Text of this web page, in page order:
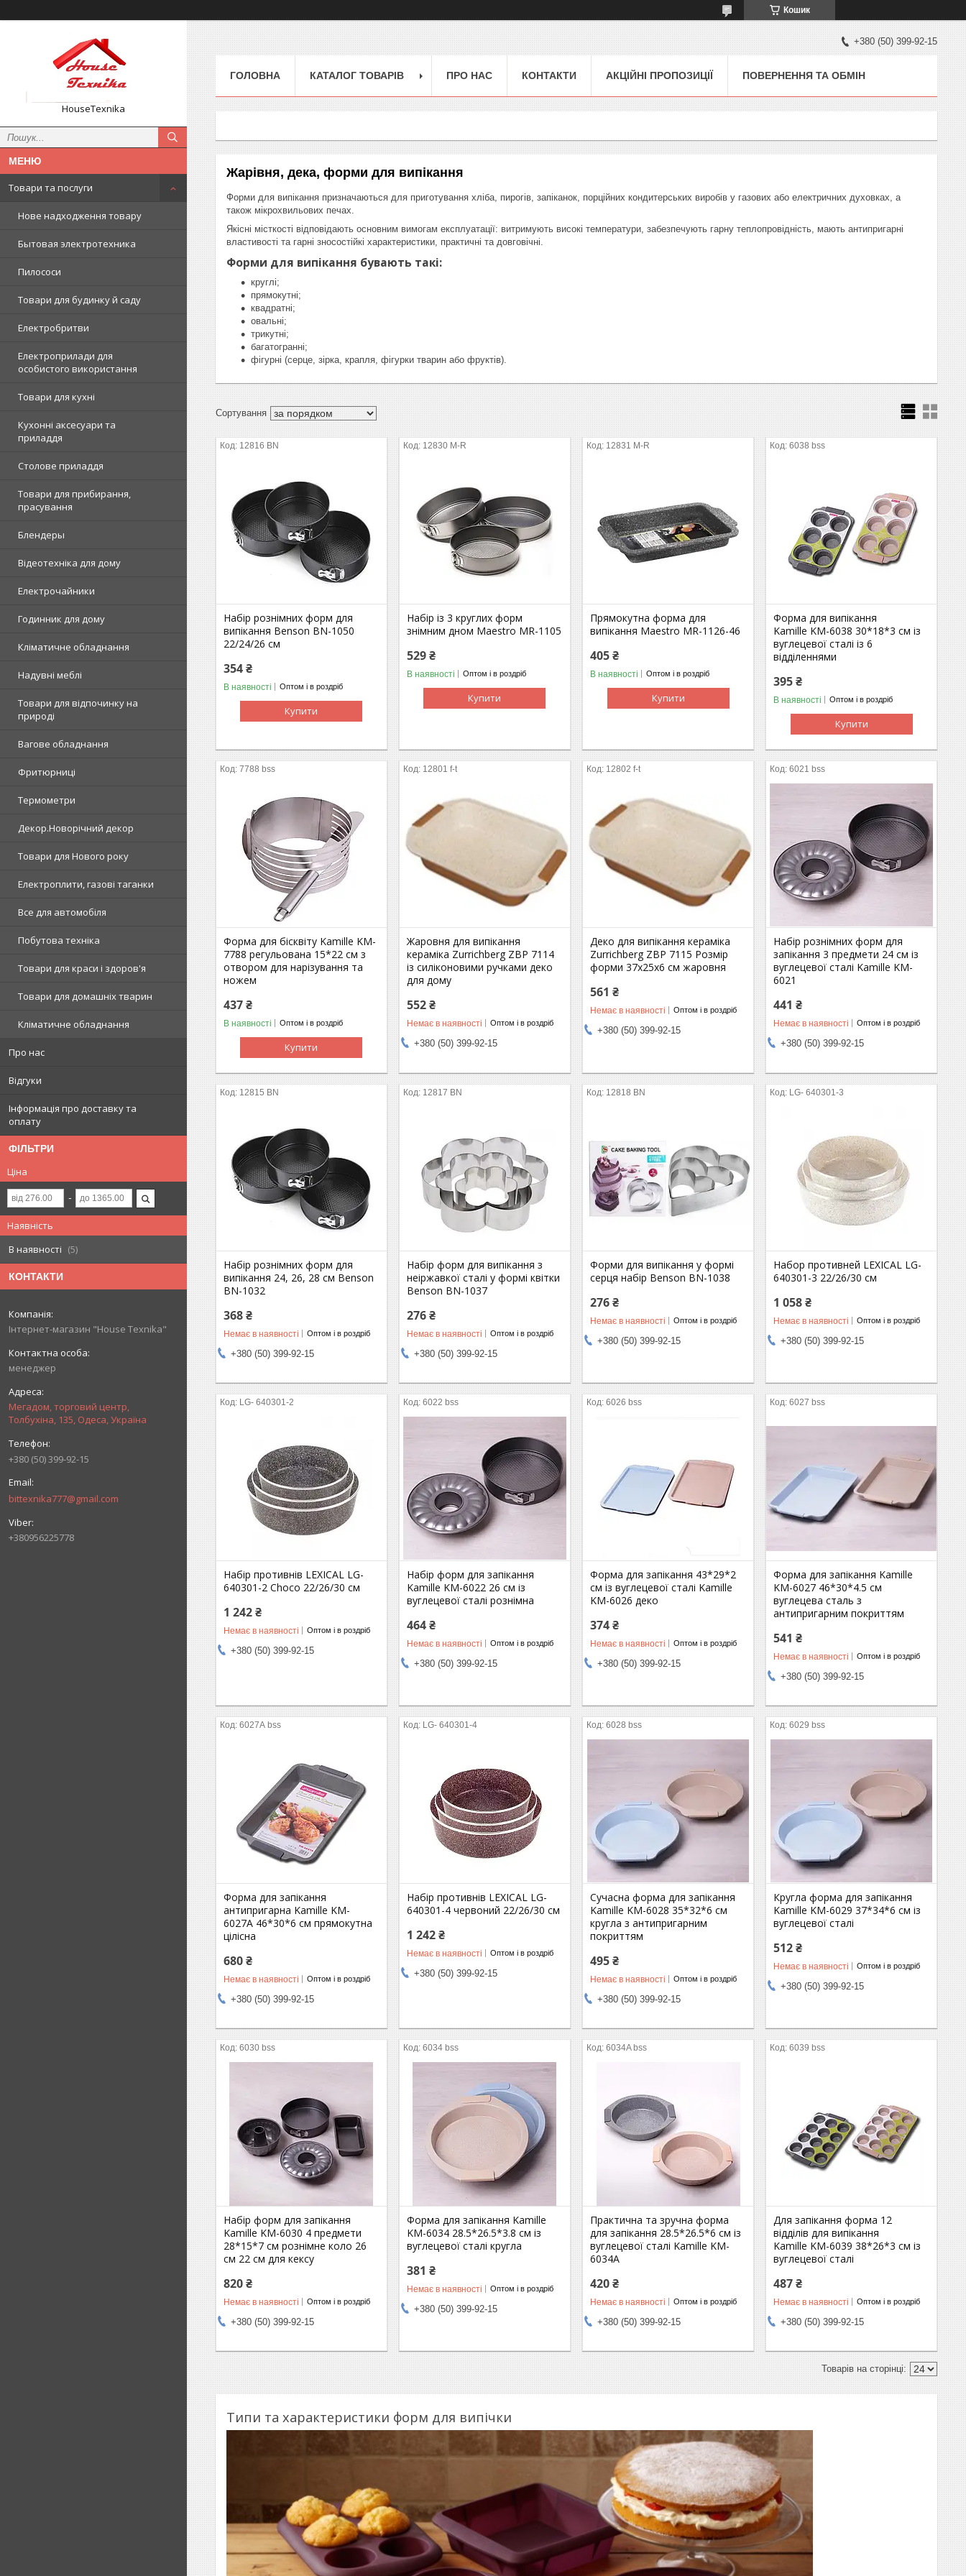
Кошик
HouseTexnika
Товари та послуги
Нове надходження товару
Бытовая электротехника
Пилососи
Товари для будинку й саду
Електробритви
Електроприлади для
особистого використання
Товари для кухні
Кухонні аксесуари та
приладдя
Столове приладдя
Товари для прибирання,
прасування
Блендеры
Відеотехніка для дому
Електрочайники
Годинник для дому
Кліматичне обладнання
Надувні меблі
Товари для відпочинку на
природі
Вагове обладнання
Фритюрниці
Термометри
Декор.Новорічний декор
Товари для Нового року
Електроплити, газові таганки
Все для автомобіля
Побутова техніка
Товари для краси і здоров'я
Товари для домашніх тварин
Кліматичне обладнання
Про нас
Відгуки
Інформація про доставку та
оплату
ФІЛЬТРИ
Ціна
Наявність
В наявності
5
КОНТАКТИ
Інтернет-магазин "House Texnika"
менеджер
Мегадом, торговий центр,
Толбухіна, 135, Одеса, Україна
+380 (50) 399-92-15
bittexnika777@gmail.com
+380956225778
+380 (50) 399-92-15
ГОЛОВНА КАТАЛОГ ТОВАРІВ ПРО НАС КОНТАКТИ АКЦІЙНІ ПРОПОЗИЦІЇ ПОВЕРНЕННЯ ТА ОБМІН
Жарівня, дека, форми для випікання
Форми для випікання призначаються для приготування хліба, пирогів, запіканок, порційних кондитерських виробів у газових або електричних духовках, а
також мікрохвильових печах.
Якісні місткості відповідають основним вимогам експлуатації: витримують високі температури, забезпечують гарну теплопровідність, мають антипригарні
властивості та гарні зносостійкі характеристики, практичні та довговічні.
Форми для випікання бувають такі:
круглі;
прямокутні;
квадратні;
овальні;
трикутні;
багатогранні;
фігурні (серце, зірка, крапля, фігурки тварин або фруктів).
12816 BN
Набір рознімних форм для
випікання Benson BN-1050
22/24/26 см
354 ₴
В наявності Оптом і в роздріб
Купити
12830 M-R
Набір із 3 круглих форм
знімним дном Maestro MR-1105
529 ₴
В наявності Оптом і в роздріб
Купити
12831 M-R
Прямокутна форма для
випікання Maestro MR-1126-46
405 ₴
В наявності Оптом і в роздріб
Купити
6038 bss
Форма для випікання
Kamille KM-6038 30*18*3 см із
вуглецевої сталі із 6
відділеннями
395 ₴
В наявності Оптом і в роздріб
Купити
7788 bss
Форма для бісквіту Kamille KM-
7788 регульована 15*22 см з
отвором для нарізування та
ножем
437 ₴
В наявності Оптом і в роздріб
Купити
12801 f-t
Жаровня для випікання
кераміка Zurrichberg ZBP 7114
із силіконовими ручками деко
для дому
552 ₴
Немає в наявності Оптом і в роздріб
+380 (50) 399-92-15
12802 f-t
Деко для випікання кераміка
Zurrichberg ZBP 7115 Розмір
форми 37х25х6 см жаровня
561 ₴
Немає в наявності Оптом і в роздріб
+380 (50) 399-92-15
6021 bss
Набір рознімних форм для
запікання 3 предмети 24 см із
вуглецевої сталі Kamille KM-
6021
441 ₴
Немає в наявності Оптом і в роздріб
+380 (50) 399-92-15
12815 BN
Набір рознімних форм для
випікання 24, 26, 28 см Benson
BN-1032
368 ₴
Немає в наявності Оптом і в роздріб
+380 (50) 399-92-15
12817 BN
Набір форм для випікання з
неіржавкої сталі у формі квітки
Benson BN-1037
276 ₴
Немає в наявності Оптом і в роздріб
+380 (50) 399-92-15
12818 BN
Форми для випікання у формі
серця набір Benson BN-1038
276 ₴
Немає в наявності Оптом і в роздріб
+380 (50) 399-92-15
LG- 640301-3
Набор противней LEXICAL LG-
640301-3 22/26/30 см
1 058 ₴
Немає в наявності Оптом і в роздріб
+380 (50) 399-92-15
LG- 640301-2
Набір противнів LEXICAL LG-
640301-2 Choco 22/26/30 см
1 242 ₴
Немає в наявності Оптом і в роздріб
+380 (50) 399-92-15
6022 bss
Набір форм для запікання
Kamille KM-6022 26 см із
вуглецевої сталі рознімна
464 ₴
Немає в наявності Оптом і в роздріб
+380 (50) 399-92-15
6026 bss
Форма для запікання 43*29*2
см із вуглецевої сталі Kamille
KM-6026 деко
374 ₴
Немає в наявності Оптом і в роздріб
+380 (50) 399-92-15
6027 bss
Форма для запікання Kamille
KM-6027 46*30*4.5 см
вуглецева сталь з
антипригарним покриттям
541 ₴
Немає в наявності Оптом і в роздріб
+380 (50) 399-92-15
6027А bss
Форма для запікання
антипригарна Kamille KM-
6027А 46*30*6 см прямокутна
цілісна
680 ₴
Немає в наявності Оптом і в роздріб
+380 (50) 399-92-15
LG- 640301-4
Набір противнів LEXICAL LG-
640301-4 червоний 22/26/30 см
1 242 ₴
Немає в наявності Оптом і в роздріб
+380 (50) 399-92-15
6028 bss
Сучасна форма для запікання
Kamille KM-6028 35*32*6 см
кругла з антипригарним
покриттям
495 ₴
Немає в наявності Оптом і в роздріб
+380 (50) 399-92-15
6029 bss
Кругла форма для запікання
Kamille KM-6029 37*34*6 см із
вуглецевої сталі
512 ₴
Немає в наявності Оптом і в роздріб
+380 (50) 399-92-15
6030 bss
Набір форм для запікання
Kamille KM-6030 4 предмети
28*15*7 см рознімне коло 26
см 22 см для кексу
820 ₴
Немає в наявності Оптом і в роздріб
+380 (50) 399-92-15
6034 bss
Форма для запікання Kamille
KM-6034 28.5*26.5*3.8 см із
вуглецевої сталі кругла
381 ₴
Немає в наявності Оптом і в роздріб
+380 (50) 399-92-15
6034A bss
Практична та зручна форма
для запікання 28.5*26.5*6 см із
вуглецевої сталі Kamille KM-
6034A
420 ₴
Немає в наявності Оптом і в роздріб
+380 (50) 399-92-15
6039 bss
Для запікання форма 12
відділів для випікання
Kamille KM-6039 38*26*3 см із
вуглецевої сталі
487 ₴
Немає в наявності Оптом і в роздріб
+380 (50) 399-92-15
Типи та характеристики форм для випічки